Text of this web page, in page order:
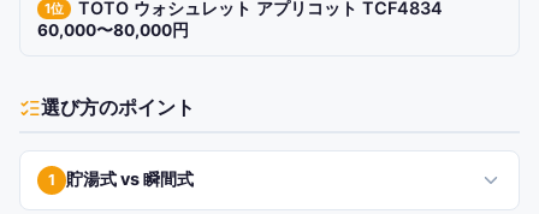
1位 TOTO ウォシュレット アプリコット TCF4834
60,000〜80,000円
選び方のポイント
1 貯湯式 vs 瞬間式